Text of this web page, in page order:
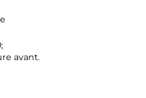
avant.